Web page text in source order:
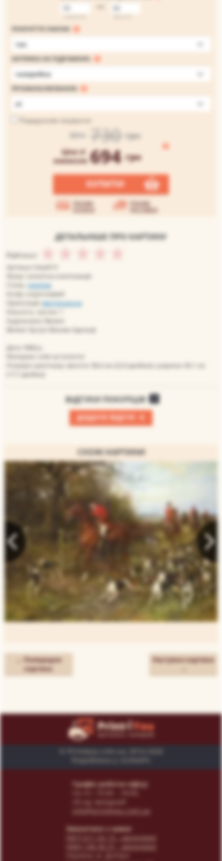
ПОКРИТТЯ ЛАКОМ:
так
НАТЯЖКА НА ПІДРАМНИК:
галерейна
ПРОМАЛЬОВУВАННЯ:
ні
Подарункове пакування
Ціна 730 грн
Ціна зі
знижкою 694 грн
КУПИТИ
Умови Умови
доставки
ДЕТАЛЬНІШЕ ПРО КАРТИНУ
Рейтинг:
Артикул: bwa013
Жанр: сюжетна композиція
Стиль:реалізм
Колір: коричневий
Орієнтація:вертикальна
Художники: Великі
Великі: Бугро Вільям-Адольф
Дата 1868 р.
Матеріал: олія на полотні
Розміри оригіналу: висота: 58,4 см (22,9 дюйми); ширина: 45,1 см
ВІДГУКИ ПОКУПЦІВ 0
ДОДАТИ ВІДГУК +
СХОЖІ КАРТИНИ
← Попередня
картина
Наступна картина
Графік роботи офісу:
info@print4you.com.ua
Звязатися з нами:
- менеджер